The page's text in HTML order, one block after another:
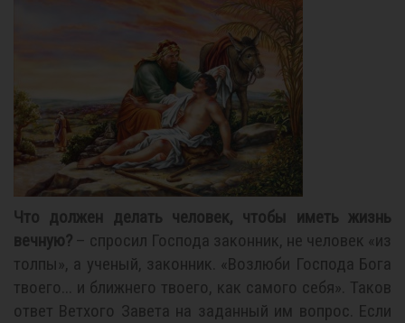
Что должен делать человек, чтобы иметь жизнь
вечную? – спросил Господа законник, не человек «из
толпы», а ученый, законник. «Возлюби Господа Бога
твоего... и ближнего твоего, как самого себя». Таков
ответ Ветхого Завета на заданный им вопрос. Если